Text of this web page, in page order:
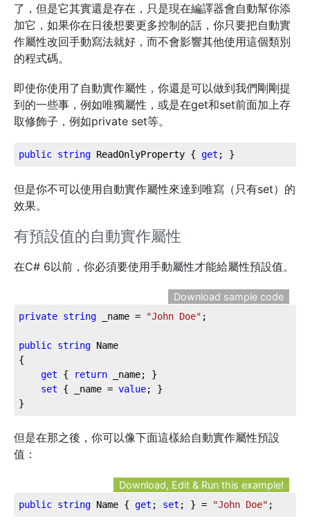
了，但是它其實還是存在，只是現在編譯器會自動幫你添
加它，如果你在日後想要更多控制的話，你只要把自動實
作屬性改回手動寫法就好，而不會影響其他使用這個類別
的程式碼。
即使你使用了自動實作屬性，你還是可以做到我們剛剛提
到的一些事，例如唯獨屬性，或是在get和set前面加上存
取修飾子，例如private set等。
public string ReadOnlyProperty { get ; }
但是你不可以使用自動實作屬性來達到唯寫（只有set）的
效果。
有預設值的自動實作屬性
在C# 6以前，你必須要使用手動屬性才能給屬性預設值。
Download sample code
private string _name = "John Doe" ;
public string Name
{
get { return _name; }
set { _name = value; }
}
但是在那之後，你可以像下面這樣給自動實作屬性預設
值：
Download, Edit & Run this example!
public string Name { get ; set ; } = "John Doe" ;